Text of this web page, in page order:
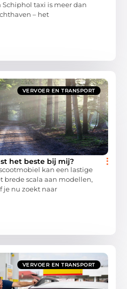
taxi is meer dan
– het
VERVOER EN TRANSPORT
het beste bij mij?
kan een lastige
brede scala aan modellen,
je nu zoekt naar
VERVOER EN TRANSPORT